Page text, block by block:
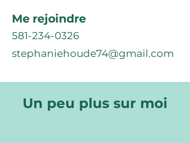
Me rejoindre
581-234-0326
stephaniehoude74@gmail.com
Un peu plus sur moi